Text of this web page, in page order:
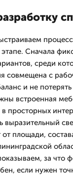
Сначала
среди
совмещена с
и не
встроенная
просторных
выразительный
от площади,
за что
если нужен